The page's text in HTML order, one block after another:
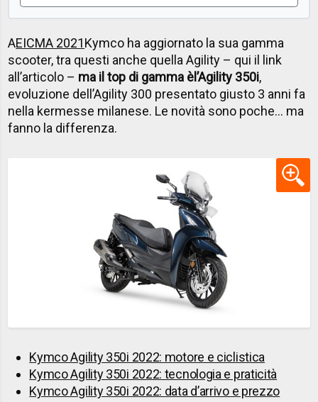
AEICMA 2021Kymco ha aggiornato la sua gamma
scooter, tra questi anche quella Agility – qui il link
all’articolo – ma il top di gamma èl’Agility 350i,
evoluzione dell’Agility 300 presentato giusto 3 anni fa
nella kermesse milanese. Le novità sono poche… ma
fanno la differenza.
Kymco Agility 350i 2022: motore e ciclistica
Kymco Agility 350i 2022: tecnologia e praticità
Kymco Agility 350i 2022: data d’arrivo e prezzo